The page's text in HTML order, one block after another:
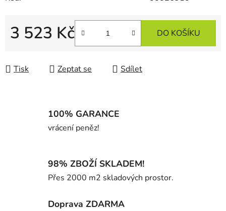
3 523 Kč DO KOŠÍKU
Tisk Zeptat se Sdílet
100% GARANCE
vrácení peněz!
98% ZBOŽÍ SKLADEM!
Přes 2000 m2 skladových prostor.
Doprava ZDARMA